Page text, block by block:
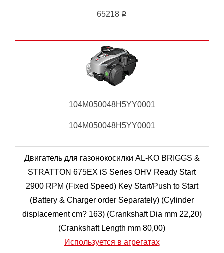
65218 i
104M050048H5YY0001
104M050048H5YY0001
Двигатель для газонокосилки AL-KO BRIGGS &
STRATTON 675EX iS Series OHV Ready Start
2900 RPM (Fixed Speed) Key Start/Push to Start
(Battery & Charger order Separately) (Cylinder
displacement cm? 163) (Crankshaft Dia mm 22,20)
(Crankshaft Length mm 80,00)
Используется в агрегатах